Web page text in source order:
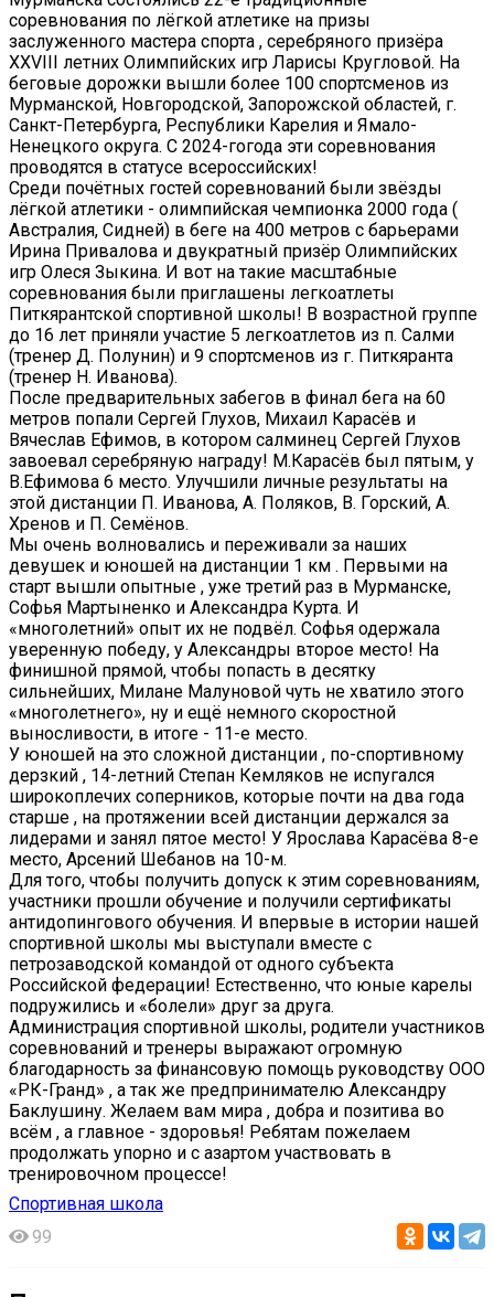
соревнования по лёгкой атлетике на призы
заслуженного мастера спорта , серебряного призёра
XXVIII летних Олимпийских игр Ларисы Кругловой. На
беговые дорожки вышли более 100 спортсменов из
Мурманской, Новгородской, Запорожской областей, г.
Санкт-Петербурга, Республики Карелия и Ямало-
Ненецкого округа. С 2024-гогода эти соревнования
проводятся в статусе всероссийских!
Среди почётных гостей соревнований были звёзды
лёгкой атлетики - олимпийская чемпионка 2000 года (
Австралия, Сидней) в беге на 400 метров с барьерами
Ирина Привалова и двукратный призёр Олимпийских
игр Олеся Зыкина. И вот на такие масштабные
соревнования были приглашены легкоатлеты
Питкярантской спортивной школы! В возрастной группе
до 16 лет приняли участие 5 легкоатлетов из п. Салми
(тренер Д. Полунин) и 9 спортсменов из г. Питкяранта
(тренер Н. Иванова).
После предварительных забегов в финал бега на 60
метров попали Сергей Глухов, Михаил Карасёв и
Вячеслав Ефимов, в котором салминец Сергей Глухов
завоевал серебряную награду! М.Карасёв был пятым, у
В.Ефимова 6 место. Улучшили личные результаты на
этой дистанции П. Иванова, А. Поляков, В. Горский, А.
Хренов и П. Семёнов.
Мы очень волновались и переживали за наших
девушек и юношей на дистанции 1 км . Первыми на
старт вышли опытные , уже третий раз в Мурманске,
Софья Мартыненко и Александра Курта. И
«многолетний» опыт их не подвёл. Софья одержала
уверенную победу, у Александры второе место! На
финишной прямой, чтобы попасть в десятку
сильнейших, Милане Малуновой чуть не хватило этого
«многолетнего», ну и ещё немного скоростной
выносливости, в итоге - 11-е место.
У юношей на это сложной дистанции , по-спортивному
дерзкий , 14-летний Степан Кемляков не испугался
широкоплечих соперников, которые почти на два года
старше , на протяжении всей дистанции держался за
лидерами и занял пятое место! У Ярослава Карасёва 8-е
место, Арсений Шебанов на 10-м.
Для того, чтобы получить допуск к этим соревнованиям,
участники прошли обучение и получили сертификаты
антидопингового обучения. И впервые в истории нашей
спортивной школы мы выступали вместе с
петрозаводской командой от одного субъекта
Российской федерации! Естественно, что юные карелы
подружились и «болели» друг за друга.
Администрация спортивной школы, родители участников
соревнований и тренеры выражают огромную
благодарность за финансовую помощь руководству ООО
«РК-Гранд» , а так же предпринимателю Александру
Баклушину. Желаем вам мира , добра и позитива во
всём , а главное - здоровья! Ребятам пожелаем
продолжать упорно и с азартом участвовать в
тренировочном процессе!
Спортивная школа
99